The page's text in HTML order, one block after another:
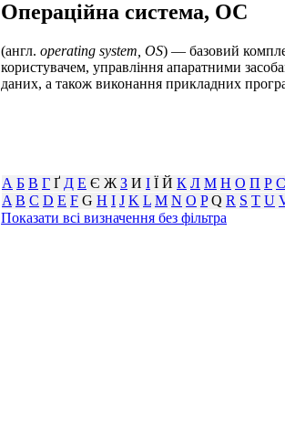
Операційна система, ОС
(англ. operating system, OS) — базовий
користувачем, управління апаратними
даних, а також виконання прикладних
А Б В Г Ґ Д Е Є Ж З И І Ї Й К Л М Н О П Р С
A B C D E F G H I J K L M N O PQ R S T U
Показати всі визначення без фільтра